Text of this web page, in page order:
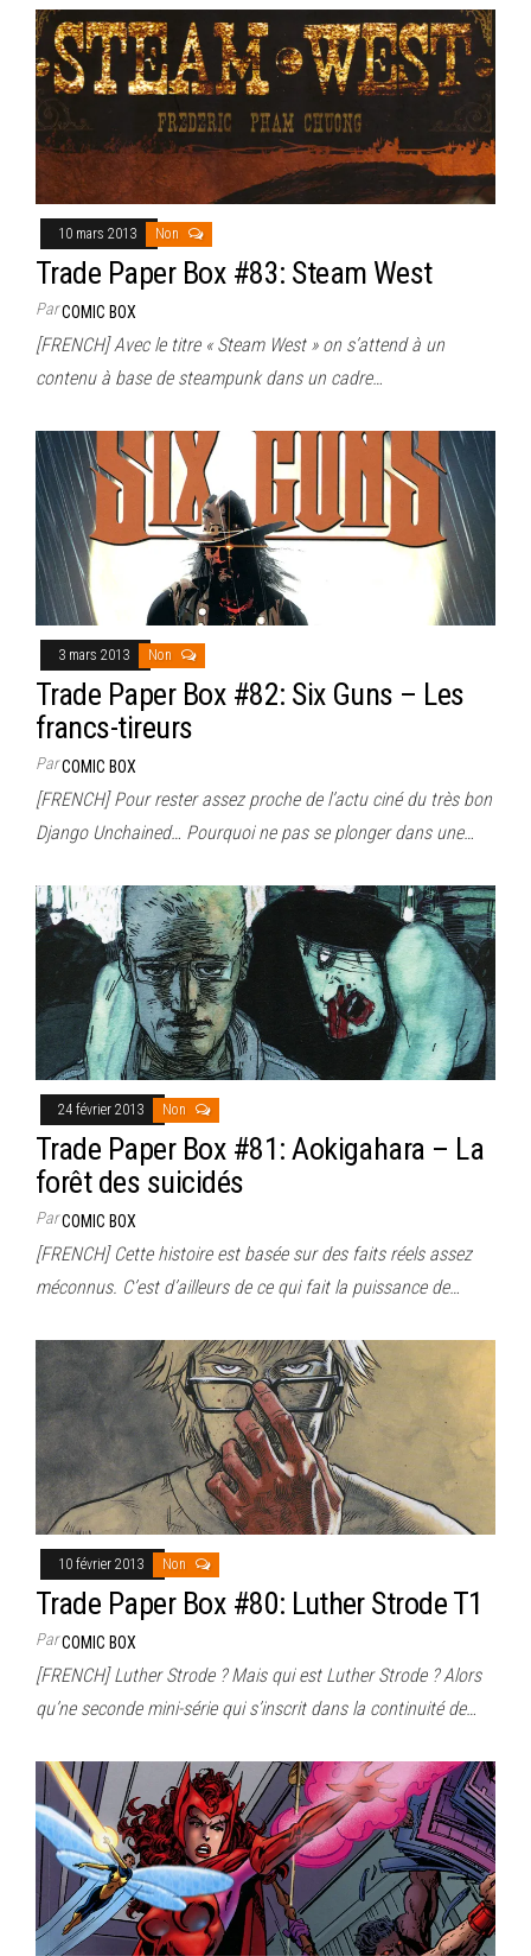
10 mars 2013 Non
Trade Paper Box #83: Steam West
ParCOMIC BOX
[FRENCH] Avec le titre « Steam West » on s’attend à un
contenu à base de steampunk dans un cadre…
3 mars 2013 Non
Trade Paper Box #82: Six Guns – Les
francs-tireurs
ParCOMIC BOX
[FRENCH] Pour rester assez proche de l’actu ciné du très bon
Django Unchained… Pourquoi ne pas se plonger dans une…
24 février 2013 Non
Trade Paper Box #81: Aokigahara – La
forêt des suicidés
ParCOMIC BOX
[FRENCH] Cette histoire est basée sur des faits réels assez
méconnus. C’est d’ailleurs de ce qui fait la puissance de…
10 février 2013 Non
Trade Paper Box #80: Luther Strode T1
ParCOMIC BOX
[FRENCH] Luther Strode ? Mais qui est Luther Strode ? Alors
qu’ne seconde mini-série qui s’inscrit dans la continuité de…